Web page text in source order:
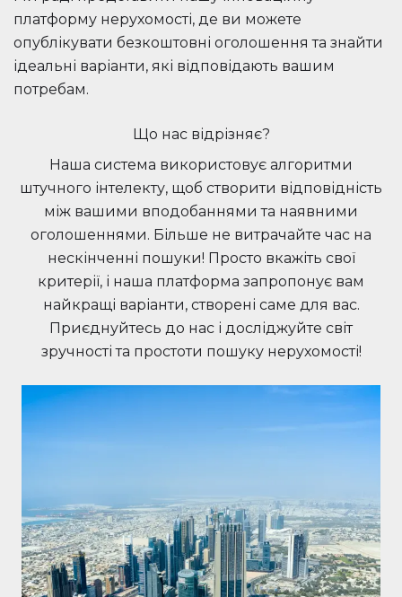
платформу нерухомості, де ви можете
опублікувати безкоштовні оголошення та знайти
ідеальні варіанти, які відповідають вашим
потребам.
Що нас відрізняє?
Наша система використовує алгоритми
штучного інтелекту, щоб створити відповідність
між вашими вподобаннями та наявними
оголошеннями. Більше не витрачайте час на
нескінченні пошуки! Просто вкажіть свої
критерії, і наша платформа запропонує вам
найкращі варіанти, створені саме для вас.
Приєднуйтесь до нас і досліджуйте світ
зручності та простоти пошуку нерухомості!